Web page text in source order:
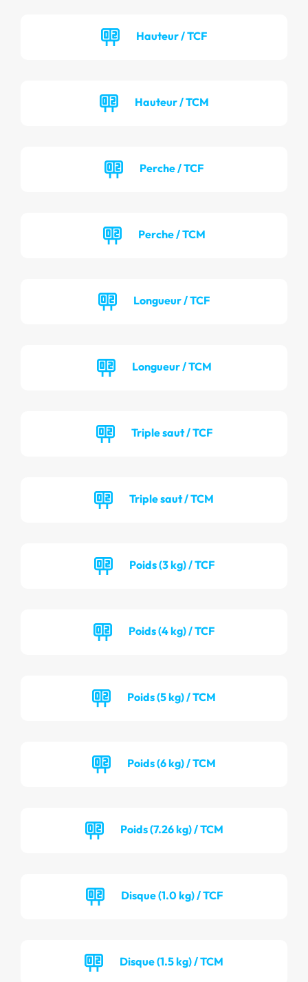
Hauteur / TCF
Hauteur / TCM
Perche / TCF
Perche / TCM
Longueur / TCF
Longueur / TCM
Triple saut / TCF
Triple saut / TCM
Poids (3 kg) / TCF
Poids (4 kg) / TCF
Poids (5 kg) / TCM
Poids (6 kg) / TCM
Poids (7.26 kg) / TCM
Disque (1.0 kg) / TCF
Disque (1.5 kg) / TCM